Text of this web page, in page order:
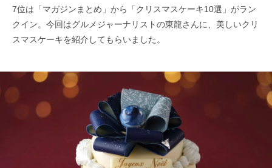
7位は「マガジンまとめ」から「クリスマスケーキ10選」がラン
クイン。今回はグルメジャーナリストの東龍さんに、美しいクリ
スマスケーキを紹介してもらいました。